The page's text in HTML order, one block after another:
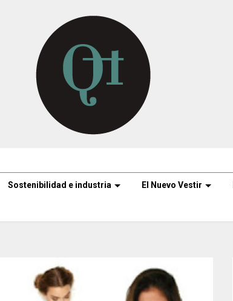
Sostenibilidad e industria El Nuevo Vestir